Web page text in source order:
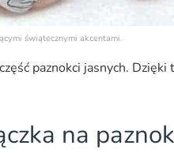
świątecznymi akcentami.
paznokci jasnych.
na